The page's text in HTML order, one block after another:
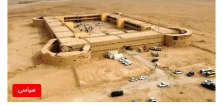
سیاسی